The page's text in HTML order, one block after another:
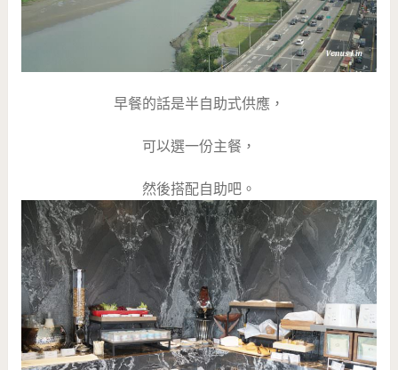
早餐的話是半自助式供應，
可以選一份主餐，
然後搭配自助吧。